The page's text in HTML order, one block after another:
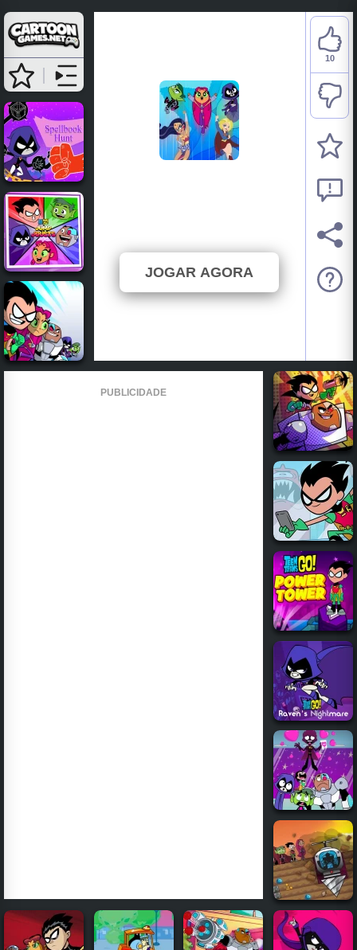
JOGAR AGORA
10
PUBLICIDADE